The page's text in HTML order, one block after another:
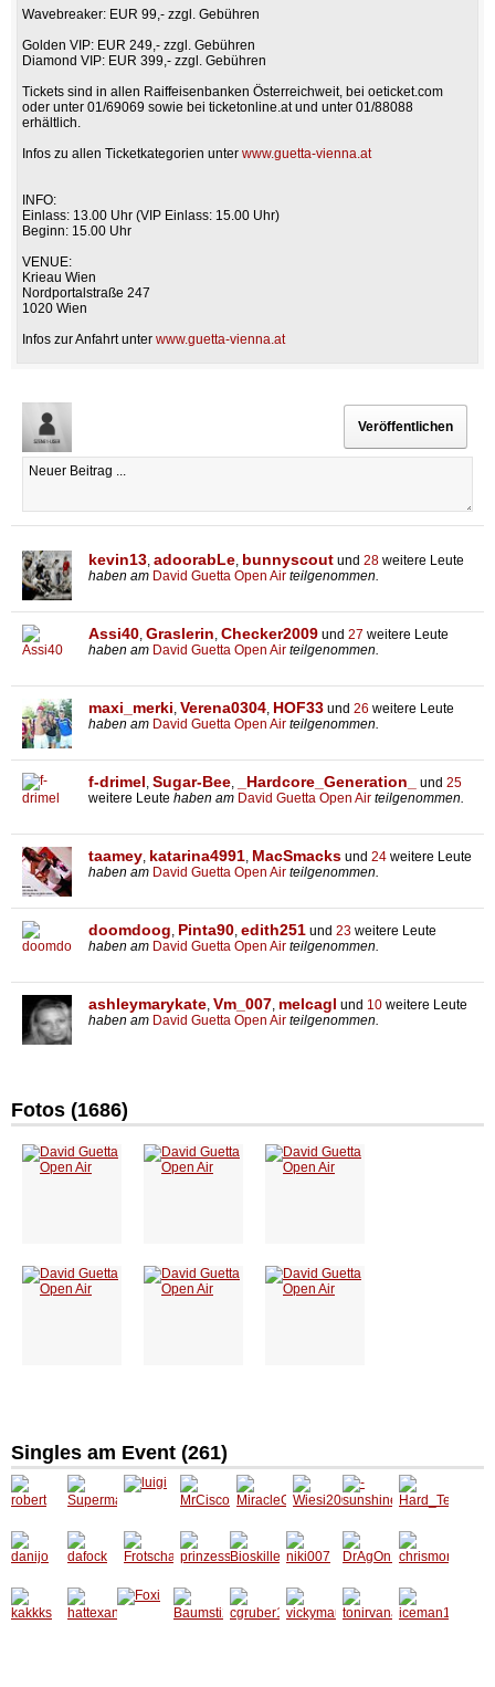
Wavebreaker: EUR 99,- zzgl. Gebühren
Golden VIP: EUR 249,- zzgl. Gebühren
Diamond VIP: EUR 399,- zzgl. Gebühren
Tickets sind in allen Raiffeisenbanken Österreichweit, bei oeticket.com
oder unter 01/69069 sowie bei ticketonline.at und unter 01/88088
erhältlich.
Infos zu allen Ticketkategorien unter www.guetta-vienna.at
INFO:
Einlass: 13.00 Uhr (VIP Einlass: 15.00 Uhr)
Beginn: 15.00 Uhr
VENUE:
Krieau Wien
Nordportalstraße 247
1020 Wien
Infos zur Anfahrt unter www.guetta-vienna.at
kevin13, adoorabLe, bunnyscout und 28 weitere Leute
haben am David Guetta Open Air teilgenommen.
Assi40, Graslerin, Checker2009 und 27 weitere Leute
haben am David Guetta Open Air teilgenommen.
maxi_merki, Verena0304, HOF33 und 26 weitere Leute
haben am David Guetta Open Air teilgenommen.
f-drimel, Sugar-Bee, _Hardcore_Generation_ und 25
weitere Leute haben am David Guetta Open Air teilgenommen.
taamey, katarina4991, MacSmacks und 24 weitere Leute
haben am David Guetta Open Air teilgenommen.
doomdoog, Pinta90, edith251 und 23 weitere Leute
haben am David Guetta Open Air teilgenommen.
ashleymarykate, Vm_007, melcagl und 10 weitere Leute
haben am David Guetta Open Air teilgenommen.
Fotos (1686)
Singles am Event (261)
robert
Superm
ann241
0
luigi
MrCisc
o
Miracle
Girl
Wiesi20
01
-
sunshin
e-
Hard_T
echno_
w18
danijo
dafock
Frotsch
a
prinzes
sin015
Bioskill
er
niki007
DrAgO
nBaBy
chrism
orgen